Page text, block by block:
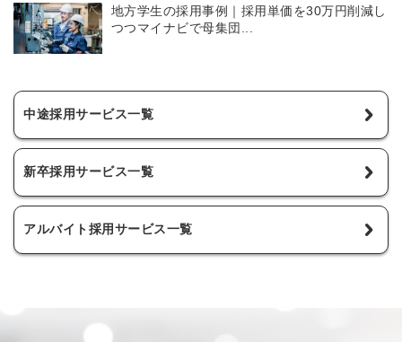
地方学生の採用事例｜採用単価を30万円削減し
つつマイナビで母集団...
中途採用サービス一覧
新卒採用サービス一覧
アルバイト採用サービス一覧